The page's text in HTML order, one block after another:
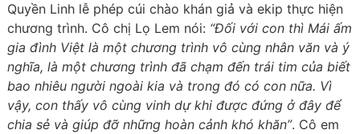
Quyền Linh lễ phép cúi chào khán giả và ekip thực hiện
chương trình. Cô chị Lọ Lem nói: “Đối với con thì Mái ấm
gia đình Việt là một chương trình vô cùng nhân văn và ý
nghĩa, là một chương trình đã chạm đến trái tim của biết
bao nhiêu người ngoài kia và trong đó có con nữa. Vì
vậy, con thấy vô cùng vinh dự khi được đứng ở đây để
chia sẻ và giúp đỡ những hoàn cảnh khó khăn”. Cô em